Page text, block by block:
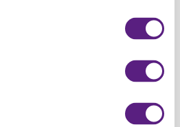
električni auti budućnost, a upravo je
. Roadster je
pogonom, predstavljen je 2008.
je na platformi Lotus Elise i bio je prvi